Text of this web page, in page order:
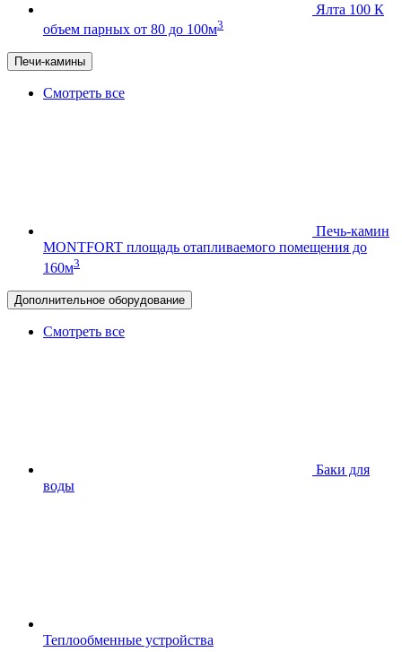
Ялта 100 К
объем парных от 80 до 100м3
Печи-камины
Смотреть все
Печь-камин
MONTFORT площадь отапливаемого помещения до
160м3
Дополнительное оборудование
Смотреть все
Баки для
воды
Теплообменные устройства